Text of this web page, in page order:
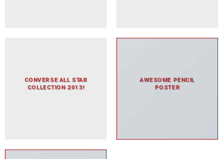
CONVERSE ALL STAR
COLLECTION 2013!
AWESOME PENCIL
POSTER